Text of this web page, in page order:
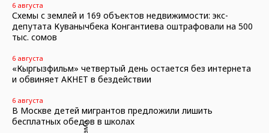
6 августа
Схемы с землей и 169 объектов недвижимости: экс-
депутата Куванычбека Конгантиева оштрафовали на 500
тыс. сомов
6 августа
«Кыргызфильм» четвертый день остается без интернета
и обвиняет АКНЕТ в бездействии
6 августа
В Москве детей мигрантов предложили лишить
бесплатных обедов в школах